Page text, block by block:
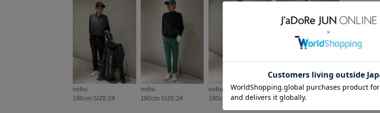
nobu
180cm SIZE:24
nobu
180cm SIZE:24
nobu
180cm SIZE:24
nobu
180cm SIZE:24